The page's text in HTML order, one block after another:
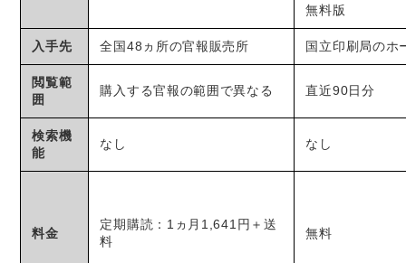
無料版
入手先 全国48ヵ所の官報販売所 国立印刷局のホ
閲覧範
囲
購入する官報の範囲で異なる 直近90日分
検索機
能
なし なし
料金
定期購読：1ヵ月1,641円＋送
料
無料